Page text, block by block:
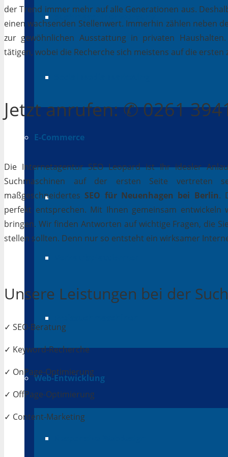
E-Commerce
Online Shops
Web-Entwicklung
der Trend immer mehr auf alle Generationen aus.
einen wachsenden Stellenwert. Immerhin zählen neben
zur gewöhnlichen Ausstattung in privaten
tätigen, wobei die Recherche sich meistens auf die
Jetztanrufen: ✆ 0261
Die Internetagentur SEO Leopard ist Ihr idealer
Suchmaschinen auf der ersten Seite vertreten
maßgeschneidertesSEO für Neuenhagen bei Berlin.
perfekt entsprechen. Mit Ihnen gemeinsam
bringen. Wir finden Antworten auf wichtige Fragen, die
stellen sollten. Denn nur so entsteht ein wirksamer
Unsere Leistungen bei der
✓ SEO-Beratung
✓ Keyword-Recherche
✓ OnPage-Optimierung
✓ OffPage-Optimierung
✓ Content-Marketing